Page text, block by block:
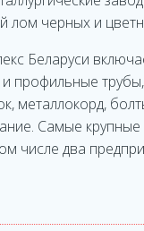
лом черных и
Беларуси
профильные
металлокорд,
Самые
числе два